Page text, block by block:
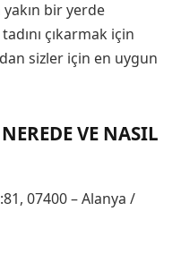
yakın bir yerde
çıkarmak için
sizler için en uygun
VE NASIL
07400 – Alanya /